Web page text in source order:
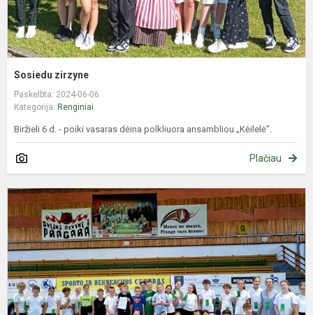
Sosiedu zirzyne
Paskelbta: 2024-06-06
Kategorija: Renginiai
Biržieli 6 d. - poiki vasaras dėina polkliuora ansambliou „Kėilelė".
Plačiau